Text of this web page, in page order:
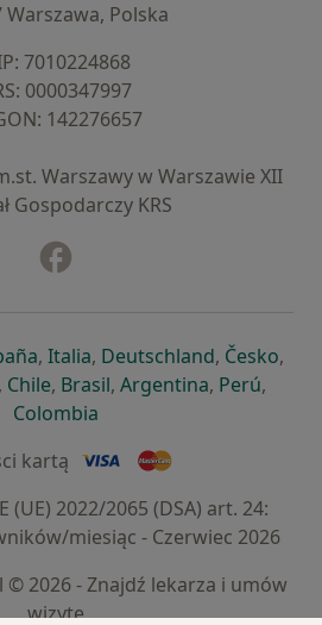
Warszawa, Polska
⁠7010224868
⁠0000347997
⁠142276657
Warszawy w Warszawie XII
Gospodarczy KRS
nowej karcie
się w nowej karcie
otwiera się w nowej karcie
, Italiaotwiera się w nowej
, Deutschlandotwiera się
, Česko,
w nowej karcie
otwiera się w nowej karcie
, Chileotwiera się w nowej karcie
, Brasilotwiera się w nowej
, Argentinaotwiera się
, Perú,
Colombia
kartą
(UE) 2022/2065 (DSA) art. 24:
miesiąc - Czerwiec 2026
2026 - Znajdź lekarza i umów
wizytę